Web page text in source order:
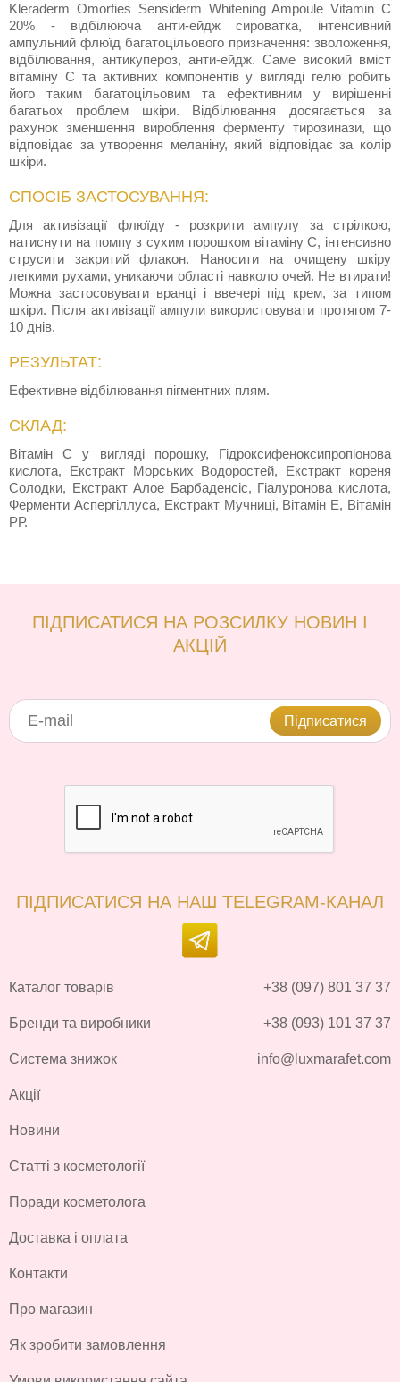
Kleraderm Omorfies Sensiderm Whitening Ampoule Vitamin C
20% - відбілююча анти-ейдж сироватка, інтенсивний
ампульний флюїд багатоцільового призначення: зволоження,
відбілювання, антикупероз, анти-ейдж. Саме високий вміст
вітаміну С та активних компонентів у вигляді гелю робить
його таким багатоцільовим та ефективним у вирішенні
багатьох проблем шкіри. Відбілювання досягається за
рахунок зменшення вироблення ферменту тирозинази, що
відповідає за утворення меланіну, який відповідає за колір
шкіри.
СПОСІБ ЗАСТОСУВАННЯ:
Для активізації флюїду - розкрити ампулу за стрілкою,
натиснути на помпу з сухим порошком вітаміну C, інтенсивно
струсити закритий флакон. Наносити на очищену шкіру
легкими рухами, уникаючи області навколо очей. Не втирати!
Можна застосовувати вранці і ввечері під крем, за типом
шкіри. Після активізації ампули використовувати протягом 7-
10 днів.
РЕЗУЛЬТАТ:
Ефективне відбілювання пігментних плям.
СКЛАД:
Вітамін C у вигляді порошку, Гідроксифеноксипропіонова
кислота, Екстракт Морських Водоростей, Екстракт кореня
Солодки, Екстракт Алое Барбаденсіс, Гіалуронова кислота,
Ферменти Аспергіллуса, Екстракт Мучниці, Вітамін Е, Вітамін
РР.
ПІДПИСАТИСЯ НА РОЗСИЛКУ НОВИН І
АКЦІЙ
Підписатися
ПІДПИСАТИСЯ НА НАШ TELEGRAM-КАНАЛ
Каталог товарів
Бренди та виробники
Система знижок
Акції
Новини
Статті з косметології
Поради косметолога
Доставка і оплата
Контакти
Про магазин
Як зробити замовлення
+38 (097) 801 37 37
+38 (093) 101 37 37
info@luxmarafet.com